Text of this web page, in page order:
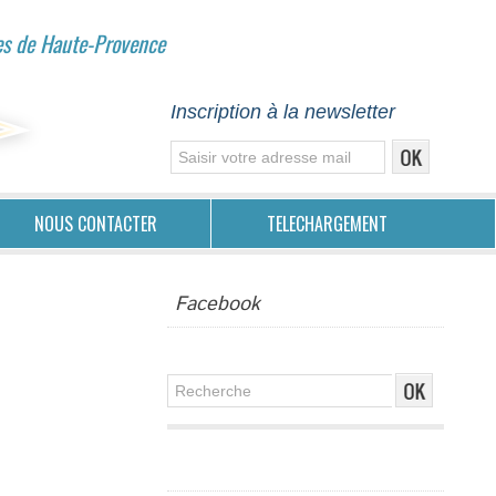
de Haute-Provence
Inscription à la newsletter
NOUS CONTACTER TELECHARGEMENT
Facebook